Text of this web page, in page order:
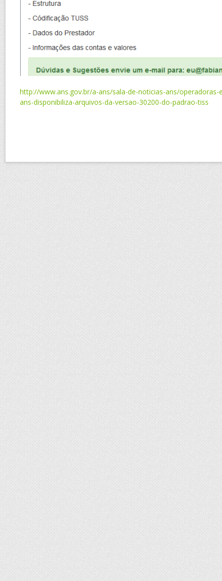
http://www.ans.gov.br/a-ans/sala-de-noticias-ans/operadoras-
ans-disponibiliza-arquivos-da-versao-30200-do-padrao-tiss